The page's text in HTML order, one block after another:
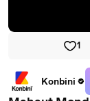
1
Konbini